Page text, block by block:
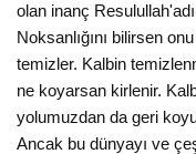
olan inanç
Noksanlığını bilirsen
temizler. Kalbin
ne koyarsan kirlenir.
yolumuzdan da geri
Ancak bu dünyayı ve